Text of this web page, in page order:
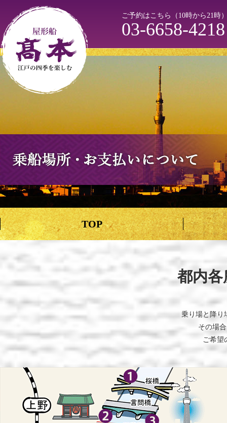
ご予約はこちら（10時から21時
03-6658-4218
TOP
都内
乗り場と降り
その場
ご希望